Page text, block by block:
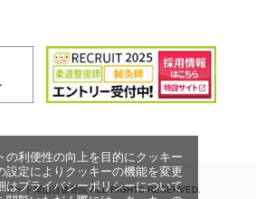
の利便性の向上を目的にクッキー
設定によりクッキーの機能を変更
はプライバシーポリシーについて
ロード尾山台整骨院 ALL RIGHTS RESERVED.